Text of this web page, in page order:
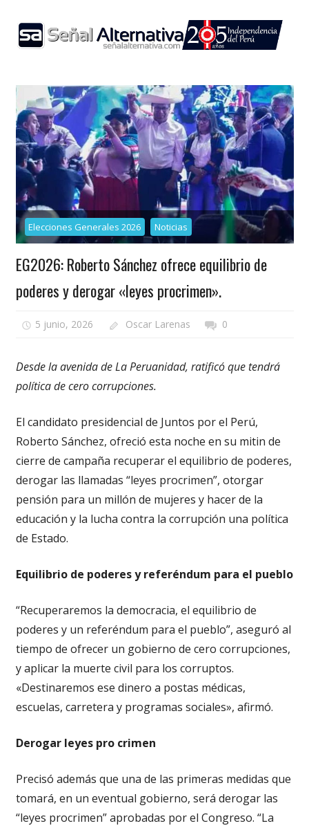
content
Elecciones Generales 2026 Noticias
EG2026: Roberto Sánchez ofrece equilibrio de
poderes y derogar «leyes procrimen».
5 junio, 2026 Oscar Larenas 0
Desde la avenida de La Peruanidad, ratificó que tendrá
política de cero corrupciones.
El candidato presidencial de Juntos por el Perú,
Roberto Sánchez, ofreció esta noche en su mitin de
cierre de campaña recuperar el equilibrio de poderes,
derogar las llamadas “leyes procrimen”, otorgar
pensión para un millón de mujeres y hacer de la
educación y la lucha contra la corrupción una política
de Estado.
Equilibrio de poderes y referéndum para el pueblo
“Recuperaremos la democracia, el equilibrio de
poderes y un referéndum para el pueblo”, aseguró al
tiempo de ofrecer un gobierno de cero corrupciones,
y aplicar la muerte civil para los corruptos.
«Destinaremos ese dinero a postas médicas,
escuelas, carretera y programas sociales», afirmó.
Derogar leyes pro crimen
Precisó además que una de las primeras medidas que
tomará, en un eventual gobierno, será derogar las
“leyes procrimen” aprobadas por el Congreso. “La